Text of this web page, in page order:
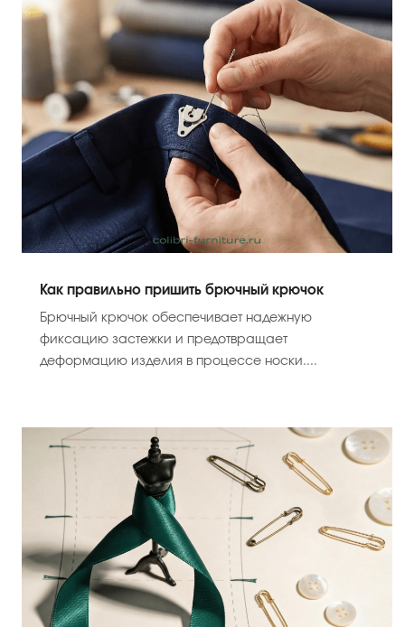
Как правильно пришить брючный крючок
Брючный крючок обеспечивает надежную
фиксацию застежки и предотвращает
деформацию изделия в процессе носки....